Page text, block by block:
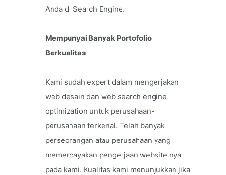
Anda di Search Engine.
Mempunyai Banyak Portofolio
Berkualitas
Kami sudah expert dalam mengerjakan
web desain dan web search engine
optimization untuk perusahaan-
perusahaan terkenal. Telah banyak
perseorangan atau perusahaan yang
memercayakan pengerjaan website nya
pada kami. Kualitas kami menunjukkan jika